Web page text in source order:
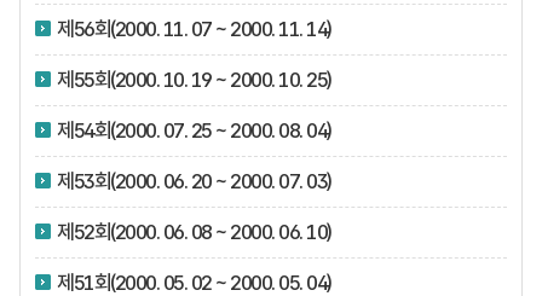
제56회(2000. 11. 07 ~ 2000. 11. 14)
제55회(2000. 10. 19 ~ 2000. 10. 25)
제54회(2000. 07. 25 ~ 2000. 08. 04)
제53회(2000. 06. 20 ~ 2000. 07. 03)
제52회(2000. 06. 08 ~ 2000. 06. 10)
제51회(2000. 05. 02 ~ 2000. 05. 04)